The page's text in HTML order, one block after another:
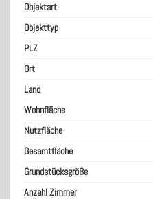
Objektart
Objekttyp
PLZ
Ort
Land
Wohnfläche
Nutzfläche
Gesamtfläche
Grundstücksgröße
Anzahl Zimmer